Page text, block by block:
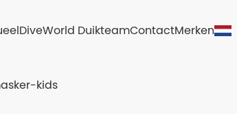
DiveWorld DuikteamContactMerken
kids